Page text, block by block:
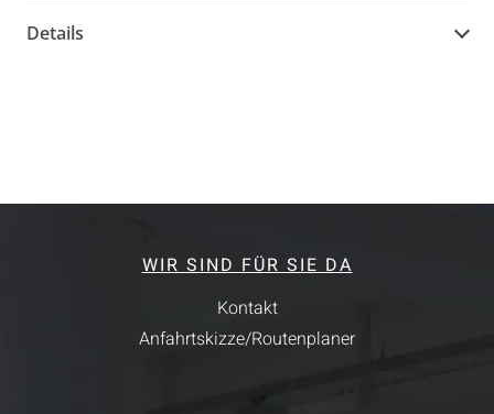
Details
WIR SIND FÜR SIE DA
Kontakt
Anfahrtskizze/Routenplaner